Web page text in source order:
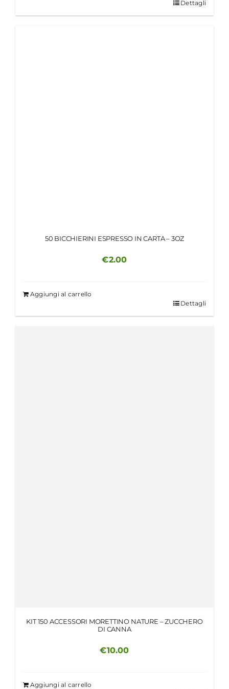
Dettagli
50 BICCHIERINI ESPRESSO IN CARTA – 3OZ
€2.00
Aggiungi al carrello
Dettagli
KIT 150 ACCESSORI MORETTINO NATURE – ZUCCHERO
DI CANNA
€10.00
Aggiungi al carrello